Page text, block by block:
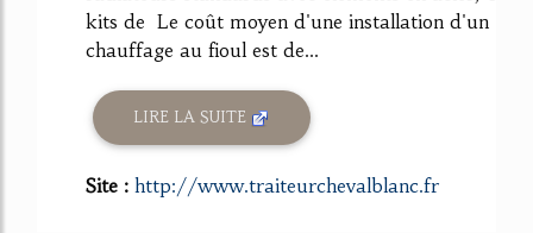
kits de Le coût moyen d'une installation d'un
chauffage au fioul est de...
LIRE LA SUITE
Site : http://www.traiteurchevalblanc.fr